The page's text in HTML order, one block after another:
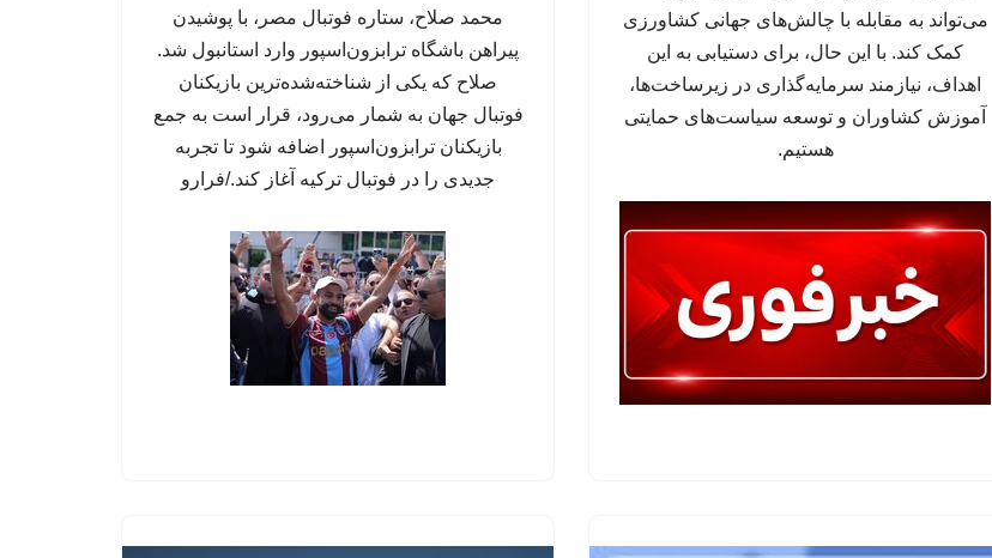
می‌تواند به مقابله با چالش‌های جهانی کشاورزی
کمک کند. با این حال، برای دستیابی به این
اهداف، نیازمند سرمایه‌گذاری در زیرساخت‌ها،
آموزش کشاوران و توسعه سیاست‌های حمایتی
هستیم.
محمد صلاح، ستاره فوتبال مصر، با پوشیدن
پیراهن باشگاه ترابزون‌اسپور وارد استانبول شد.
صلاح که یکی از شناخته‌شده‌ترین بازیکنان
فوتبال جهان به شمار می‌رود، قرار است به جمع
بازیکنان ترابزون‌اسپور اضافه شود تا تجربه
جدیدی را در فوتبال ترکیه آغاز کند./فرارو